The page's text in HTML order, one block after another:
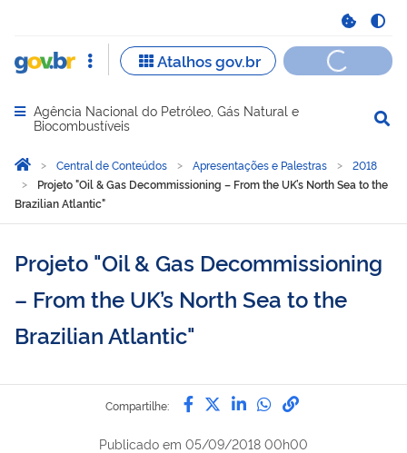
Abrir menu principal de navegação
Agência Nacional do Petróleo, Gás Natural e
Biocombustíveis
Você está aqui:
Página Inicial
Central de Conteúdos Apresentações e Palestras
2018
Projeto "Oil & Gas Decommissioning – From the UK’s North Sea to the
Brazilian Atlantic"
Projeto "Oil & Gas Decommissioning
– From the UK’s North Sea to the
Brazilian Atlantic"
Compartilhe: Compartilhe por Facebook
Compartilhe por Twitter
Compartilhe por
Compartilhe
link para
Publicado em 05/09/2018 00h00